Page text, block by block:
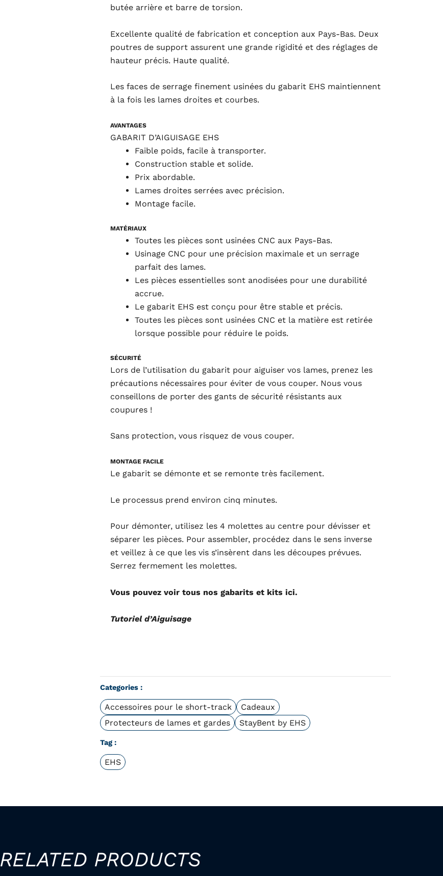
butée arrière et barre de torsion.
Excellente qualité de fabrication et conception aux Pays-Bas. Deux
poutres de support assurent une grande rigidité et des réglages de
hauteur précis. Haute qualité.
Les faces de serrage finement usinées du gabarit EHS maintiennent
à la fois les lames droites et courbes.
AVANTAGES
GABARIT D’AIGUISAGE EHS
Faible poids, facile à transporter.
Construction stable et solide.
Prix abordable.
Lames droites serrées avec précision.
Montage facile.
MATÉRIAUX
Toutes les pièces sont usinées CNC aux Pays-Bas.
Usinage CNC pour une précision maximale et un serrage
parfait des lames.
Les pièces essentielles sont anodisées pour une durabilité
accrue.
Le gabarit EHS est conçu pour être stable et précis.
Toutes les pièces sont usinées CNC et la matière est retirée
lorsque possible pour réduire le poids.
SÉCURITÉ
Lors de l’utilisation du gabarit pour aiguiser vos lames, prenez les
précautions nécessaires pour éviter de vous couper. Nous vous
conseillons de porter des gants de sécurité résistants aux
coupures !
Sans protection, vous risquez de vous couper.
MONTAGE FACILE
Le gabarit se démonte et se remonte très facilement.
Le processus prend environ cinq minutes.
Pour démonter, utilisez les 4 molettes au centre pour dévisser et
séparer les pièces. Pour assembler, procédez dans le sens inverse
et veillez à ce que les vis s’insèrent dans les découpes prévues.
Serrez fermement les molettes.
Vous pouvez voir tous nos gabarits et kits ici.
Tutoriel d’Aiguisage
Categories :
Accessoires pour le short-track
Cadeaux
Protecteurs de lames et gardes
StayBent by EHS
Tag :
EHS
RELATED PRODUCTS